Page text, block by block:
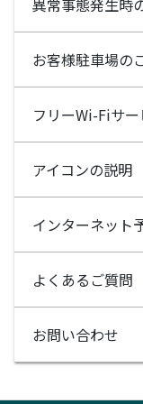
お客様駐車場の
フリーWi-Fiサー
アイコンの説明
インターネット
よくあるご質問
お問い合わせ